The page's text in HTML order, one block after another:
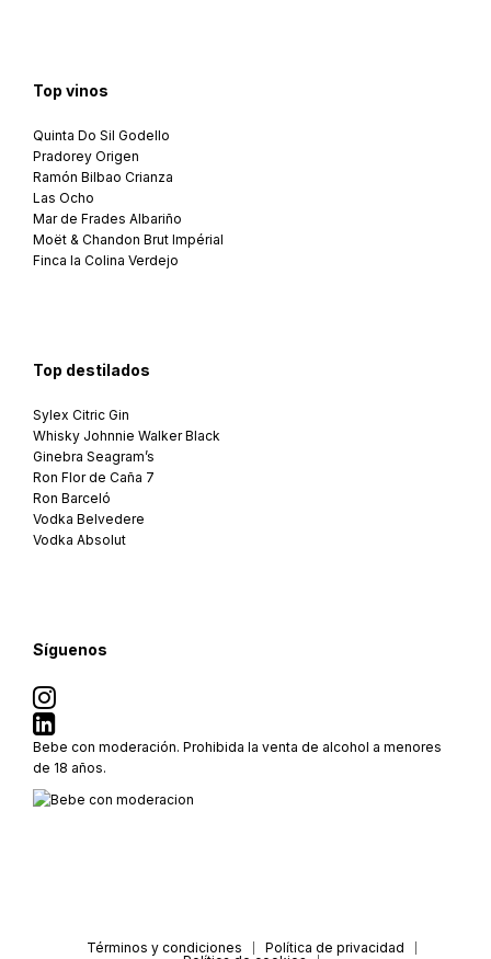
Top vinos
Quinta Do Sil Godello
Pradorey Origen
Ramón Bilbao Crianza
Las Ocho
Mar de Frades Albariño
Moët & Chandon Brut Impérial
Finca la Colina Verdejo
Top destilados
Sylex Citric Gin
Whisky Johnnie Walker Black
Ginebra Seagram’s
Ron Flor de Caña 7
Ron Barceló
Vodka Belvedere
Vodka Absolut
Síguenos
Bebe con moderación. Prohibida la venta de alcohol a menores
de 18 años.
Términos y condiciones
Política de privacidad